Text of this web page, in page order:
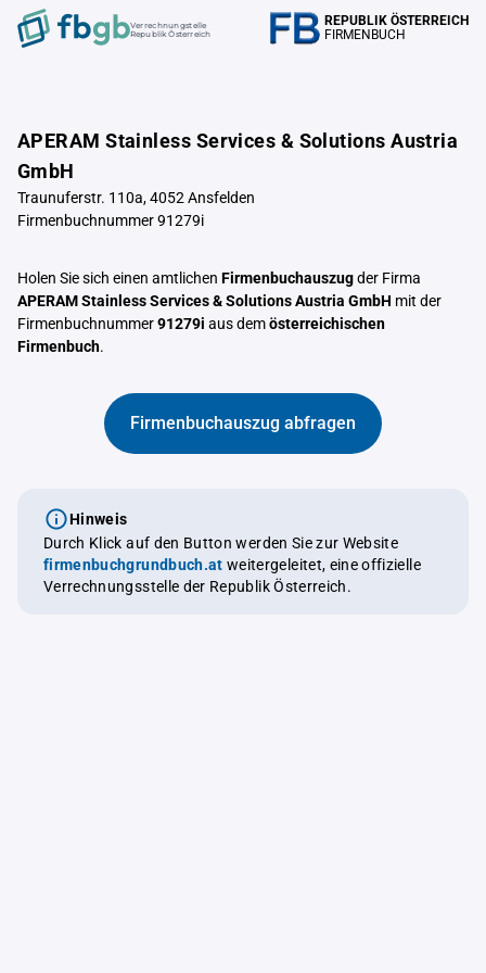
Verrechnungstelle
Republik Österreich
REPUBLIK ÖSTERREICH
FIRMENBUCH
APERAM Stainless Services & Solutions Austria
GmbH
Traunuferstr. 110a, 4052 Ansfelden
Firmenbuchnummer 91279i
Holen Sie sich einen amtlichen Firmenbuchauszugder Firma
APERAM Stainless Services & Solutions Austria GmbH mit der
Firmenbuchnummer91279i aus demösterreichischen
Firmenbuch.
Firmenbuchauszug abfragen
Hinweis
Durch Klick auf den Button werden Sie zur Website
firmenbuchgrundbuch.at weitergeleitet, eine offizielle
Verrechnungsstelle der Republik Österreich.